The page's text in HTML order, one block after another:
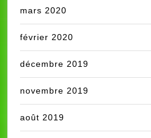
mars 2020
février 2020
décembre 2019
novembre 2019
août 2019